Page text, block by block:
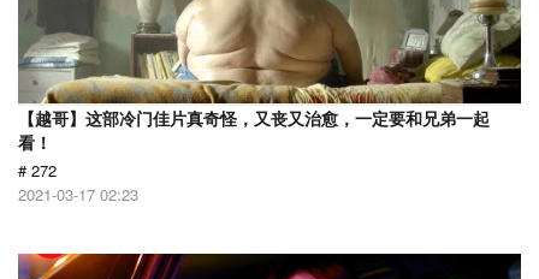
【越哥】这部冷门佳片真奇怪，又丧又治愈，一定要和兄弟一起
看！
# 272
2021-03-17 02:23